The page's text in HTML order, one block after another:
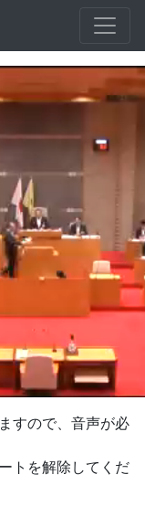
すので、音声が必
トを解除してくだ